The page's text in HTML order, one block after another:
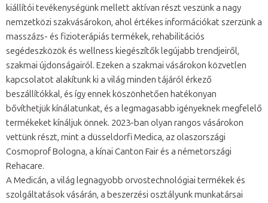
kiállítói tevékenységünk mellett aktívan részt veszünk a nagy
nemzetközi szakvásárokon, ahol értékes információkat szerzünk a
masszázs- és fizioterápiás termékek, rehabilitációs
segédeszközök és wellness kiegészítők legújabb trendjeiről,
szakmai újdonságairól. Ezeken a szakmai vásárokon közvetlen
kapcsolatot alakítunk ki a világ minden tájáról érkező
beszállítókkal, és így ennek köszönhetően hatékonyan
bővíthetjük kínálatunkat, és a legmagasabb igényeknek megfelelő
termékeket kínáljuk önnek. 2023-ban olyan rangos vásárokon
vettünk részt, mint a düsseldorfi Medica, az olaszországi
Cosmoprof Bologna, a kínai Canton Fair és a németországi
Rehacare.
A Medicán, a világ legnagyobb orvostechnológiai termékek és
szolgáltatások vásárán, a beszerzési osztályunk munkatársai